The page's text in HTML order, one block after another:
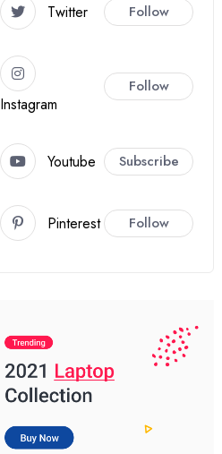
Twitter Follow
Instagram
Follow
Youtube Subscribe
Pinterest Follow